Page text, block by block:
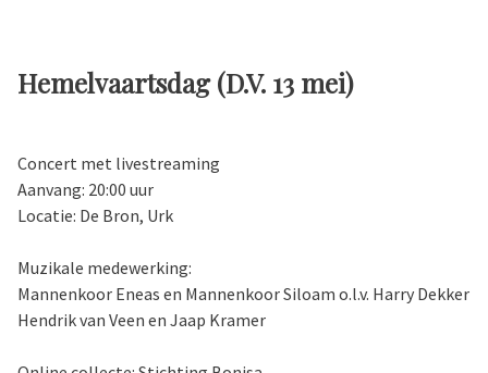
Hemelvaartsdag (D.V. 13 mei)
Concert met livestreaming
Aanvang: 20:00 uur
Locatie: De Bron, Urk
Muzikale medewerking:
Mannenkoor Eneas en Mannenkoor Siloam o.l.v. Harry Dekker
Hendrik van Veen en Jaap Kramer